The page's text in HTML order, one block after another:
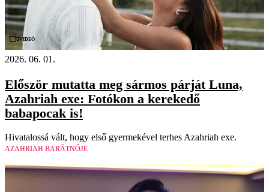
Videó
2026. 06. 01.
Először mutatta meg sármos párját Luna,
Azahriah exe: Fotókon a kerekedő
babapocak is!
Hivatalossá vált, hogy első gyermekével terhes Azahriah exe.
AZAHRIAH BARÁTNŐJE